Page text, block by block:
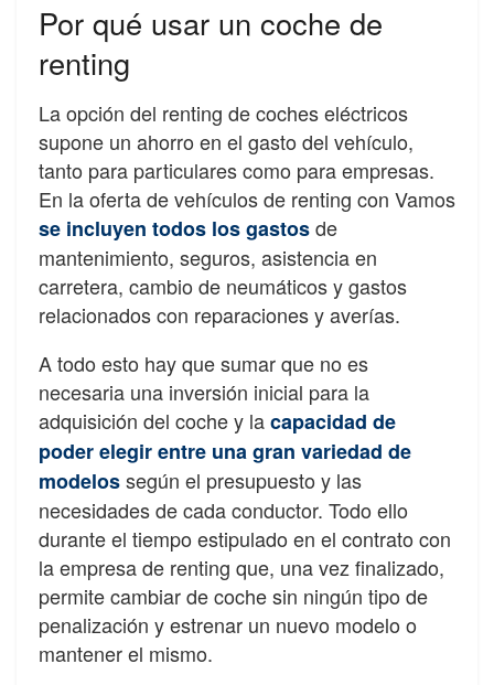
Por qué usar un coche de
renting
La opción del renting de coches eléctricos
supone un ahorro en el gasto del vehículo,
tanto para particulares como para empresas.
En la oferta de vehículos de renting con Vamos
se incluyen todos los gastosde
mantenimiento, seguros, asistencia en
carretera, cambio de neumáticos y gastos
relacionados con reparaciones y averías.
A todo esto hay que sumar que no es
necesaria una inversión inicial para la
adquisición del coche y lacapacidad de
poder elegir entre una gran variedad de
modelossegún el presupuesto y las
necesidades de cada conductor. Todo ello
durante el tiempo estipulado en el contrato con
la empresa de renting que, una vez finalizado,
permite cambiar de coche sin ningún tipo de
penalización y estrenar un nuevo modelo o
mantener el mismo.